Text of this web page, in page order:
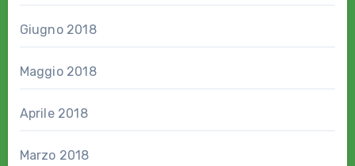
Giugno 2018
Maggio 2018
Aprile 2018
Marzo 2018